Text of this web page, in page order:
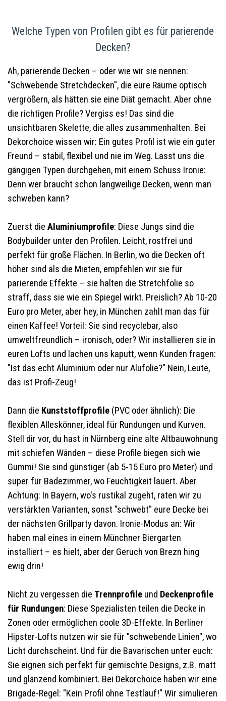
Welche Typen von Profilen gibt es für parierende
Decken?
Ah, parierende Decken – oder wie wir sie nennen:
"Schwebende Stretchdecken", die eure Räume optisch
vergrößern, als hätten sie eine Diät gemacht. Aber ohne
die richtigen Profile? Vergiss es! Das sind die
unsichtbaren Skelette, die alles zusammenhalten. Bei
Dekorchoice wissen wir: Ein gutes Profil ist wie ein guter
Freund – stabil, flexibel und nie im Weg. Lasst uns die
gängigen Typen durchgehen, mit einem Schuss Ironie:
Denn wer braucht schon langweilige Decken, wenn man
schweben kann?
Zuerst die Aluminiumprofile: Diese Jungs sind die
Bodybuilder unter den Profilen. Leicht, rostfrei und
perfekt für große Flächen. In Berlin, wo die Decken oft
höher sind als die Mieten, empfehlen wir sie für
parierende Effekte – sie halten die Stretchfolie so
straff, dass sie wie ein Spiegel wirkt. Preislich? Ab 10-20
Euro pro Meter, aber hey, in München zahlt man das für
einen Kaffee! Vorteil: Sie sind recyclebar, also
umweltfreundlich – ironisch, oder? Wir installieren sie in
euren Lofts und lachen uns kaputt, wenn Kunden fragen:
"Ist das echt Aluminium oder nur Alufolie?" Nein, Leute,
das ist Profi-Zeug!
Dann die Kunststoffprofile (PVC oder ähnlich): Die
flexiblen Alleskönner, ideal für Rundungen und Kurven.
Stell dir vor, du hast in Nürnberg eine alte Altbauwohnung
mit schiefen Wänden – diese Profile biegen sich wie
Gummi! Sie sind günstiger (ab 5-15 Euro pro Meter) und
super für Badezimmer, wo Feuchtigkeit lauert. Aber
Achtung: In Bayern, wo's rustikal zugeht, raten wir zu
verstärkten Varianten, sonst "schwebt" eure Decke bei
der nächsten Grillparty davon. Ironie-Modus an: Wir
haben mal eines in einem Münchner Biergarten
installiert – es hielt, aber der Geruch von Brezn hing
ewig drin!
Nicht zu vergessen die Trennprofile und Deckenprofile
für Rundungen: Diese Spezialisten teilen die Decke in
Zonen oder ermöglichen coole 3D-Effekte. In Berliner
Hipster-Lofts nutzen wir sie für "schwebende Linien", wo
Licht durchscheint. Und für die Bavarischen unter euch:
Sie eignen sich perfekt für gemischte Designs, z.B. matt
und glänzend kombiniert. Bei Dekorchoice haben wir eine
Brigade-Regel: "Kein Profil ohne Testlauf!" Wir simulieren